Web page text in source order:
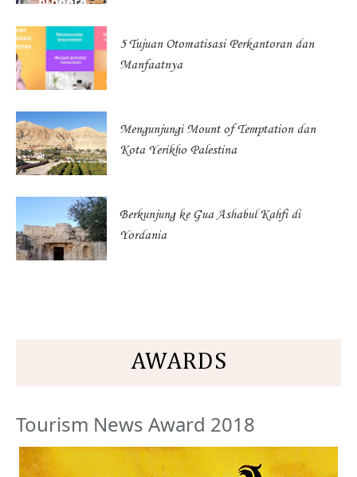
5 Tujuan Otomatisasi Perkantoran dan
Manfaatnya
Mengunjungi Mount of Temptation dan
Kota Yerikho Palestina
Berkunjung ke Gua Ashabul Kahfi di
Yordania
AWARDS
Tourism News Award 2018